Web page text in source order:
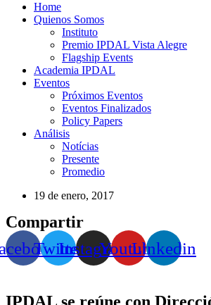
Home
Quienos Somos
Instituto
Premio IPDAL Vista Alegre
Flagship Events
Academia IPDAL
Eventos
Próximos Eventos
Eventos Finalizados
Policy Papers
Análisis
Notícias
Presente
Promedio
19 de enero, 2017
Compartir
TwitterInstagramYoutubeLinkedin